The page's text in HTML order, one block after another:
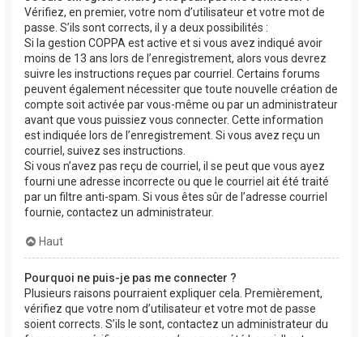
Vérifiez, en premier, votre nom d’utilisateur et votre mot de
passe. S’ils sont corrects, il y a deux possibilités :
Si la gestion COPPA est active et si vous avez indiqué avoir
moins de 13 ans lors de l’enregistrement, alors vous devrez
suivre les instructions reçues par courriel. Certains forums
peuvent également nécessiter que toute nouvelle création de
compte soit activée par vous-même ou par un administrateur
avant que vous puissiez vous connecter. Cette information
est indiquée lors de l’enregistrement. Si vous avez reçu un
courriel, suivez ses instructions.
Si vous n’avez pas reçu de courriel, il se peut que vous ayez
fourni une adresse incorrecte ou que le courriel ait été traité
par un filtre anti-spam. Si vous êtes sûr de l’adresse courriel
fournie, contactez un administrateur.
Haut
Pourquoi ne puis-je pas me connecter ?
Plusieurs raisons pourraient expliquer cela. Premièrement,
vérifiez que votre nom d’utilisateur et votre mot de passe
soient corrects. S’ils le sont, contactez un administrateur du